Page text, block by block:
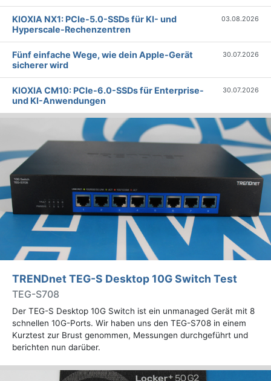
KIOXIA NX1: PCIe-5.0-SSDs für KI- und
Hyperscale-Rechenzentren
03.08.2026
Fünf einfache Wege, wie dein Apple-Gerät
sicherer wird
30.07.2026
KIOXIA CM10: PCIe-6.0-SSDs für Enterprise-
und KI-Anwendungen
30.07.2026
TRENDnet TEG-S Desktop 10G Switch Test
TEG-S708
Der TEG-S Desktop 10G Switch ist ein unmanaged Gerät mit 8
schnellen 10G-Ports. Wir haben uns den TEG-S708 in einem
Kurztest zur Brust genommen, Messungen durchgeführt und
berichten nun darüber.